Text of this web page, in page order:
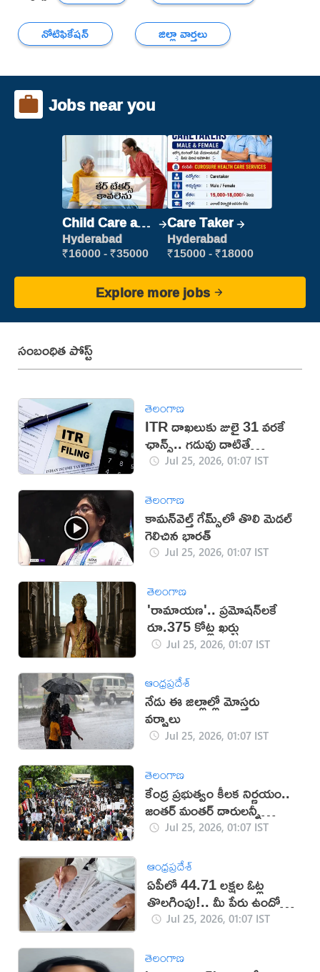
నోటిఫికేషన్
జిల్లా వార్తలు
Jobs near you
Child Care and
Patient care
Hyderabad
₹16000 - ₹35000
Care Taker
Hyderabad
₹15000 - ₹18000
Explore more jobs
సంబంధిత పోస్ట్
తెలంగాణ
ITR దాఖలుకు జులై 31 వరకే
ఛాన్స్.. గడువు దాటితే
రూ.5000 ఫైన్
Jul 25, 2026, 01:07 IST
తెలంగాణ
కామన్‌వెల్త్ గేమ్స్‌లో తొలి మెడల్
గెలిచిన భారత్
Jul 25, 2026, 01:07 IST
తెలంగాణ
'రామాయణ'.. ప్రమోషన్‌లకే
రూ.375 కోట్ల ఖర్చు
Jul 25, 2026, 01:07 IST
ఆంధ్రప్రదేశ్
నేడు ఈ జిల్లాల్లో మోస్తరు
వర్షాలు
Jul 25, 2026, 01:07 IST
తెలంగాణ
కేంద్ర ప్రభుత్వం కీలక నిర్ణయం..
జంతర్ మంతర్ దారులన్నీ
మూసివేత
Jul 25, 2026, 01:07 IST
ఆంధ్రప్రదేశ్
ఏపీలో 44.71 లక్షల ఓట్ల
తొలగింపు!.. మీ పేరు ఉందో
లేదో చెక్ చేసుకోండి!
Jul 25, 2026, 01:07 IST
తెలంగాణ